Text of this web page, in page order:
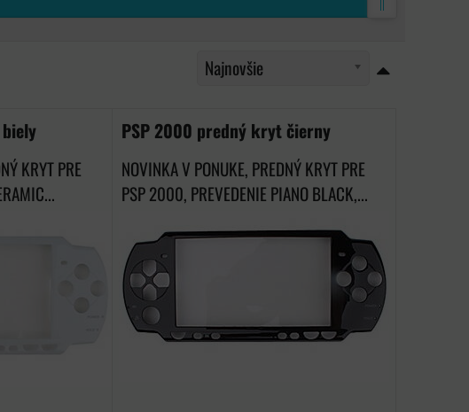
Najnovšie
KRYT PRE
PSP 2000 predný kryt čierny
NOVINKA V PONUKE, PREDNÝ KRYT PRE
PSP 2000, PREVEDENIE PIANO BLACK,...